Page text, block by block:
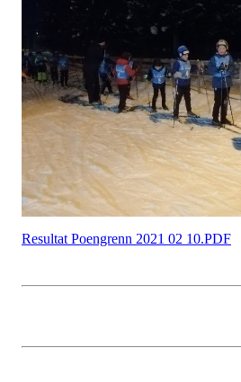
Resultat Poengrenn 2021 02 10.PDF